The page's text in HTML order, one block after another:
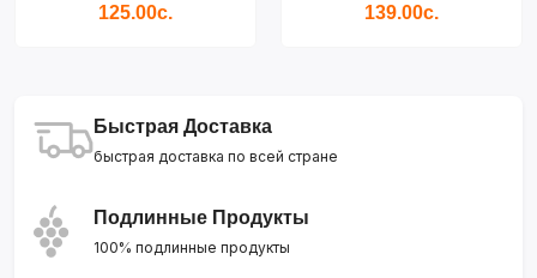
125.00с. 139.00с.
Быстрая Доставка
быстрая доставка по всей стране
Подлинные Продукты
100% подлинные продукты